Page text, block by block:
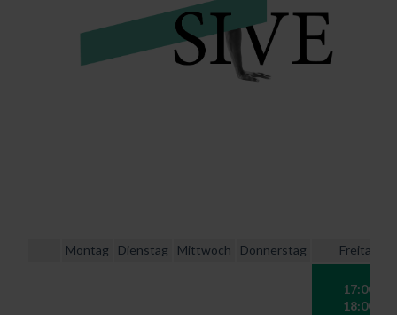
Montag Dienstag Mittwoch Donnerstag Freitag
17:00
18:00